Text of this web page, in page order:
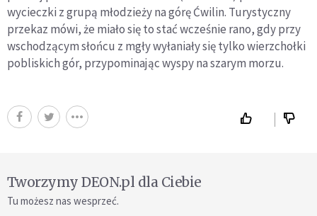
wycieczki z grupą młodzieży na górę Ćwilin. Turystyczny
przekaz mówi, że miało się to stać wcześnie rano, gdy przy
wschodzącym słońcu z mgły wyłaniały się tylko wierzchołki
pobliskich gór, przypominając wyspy na szarym morzu.
Tworzymy DEON.pl dla Ciebie
Tu możesz nas wesprzeć.